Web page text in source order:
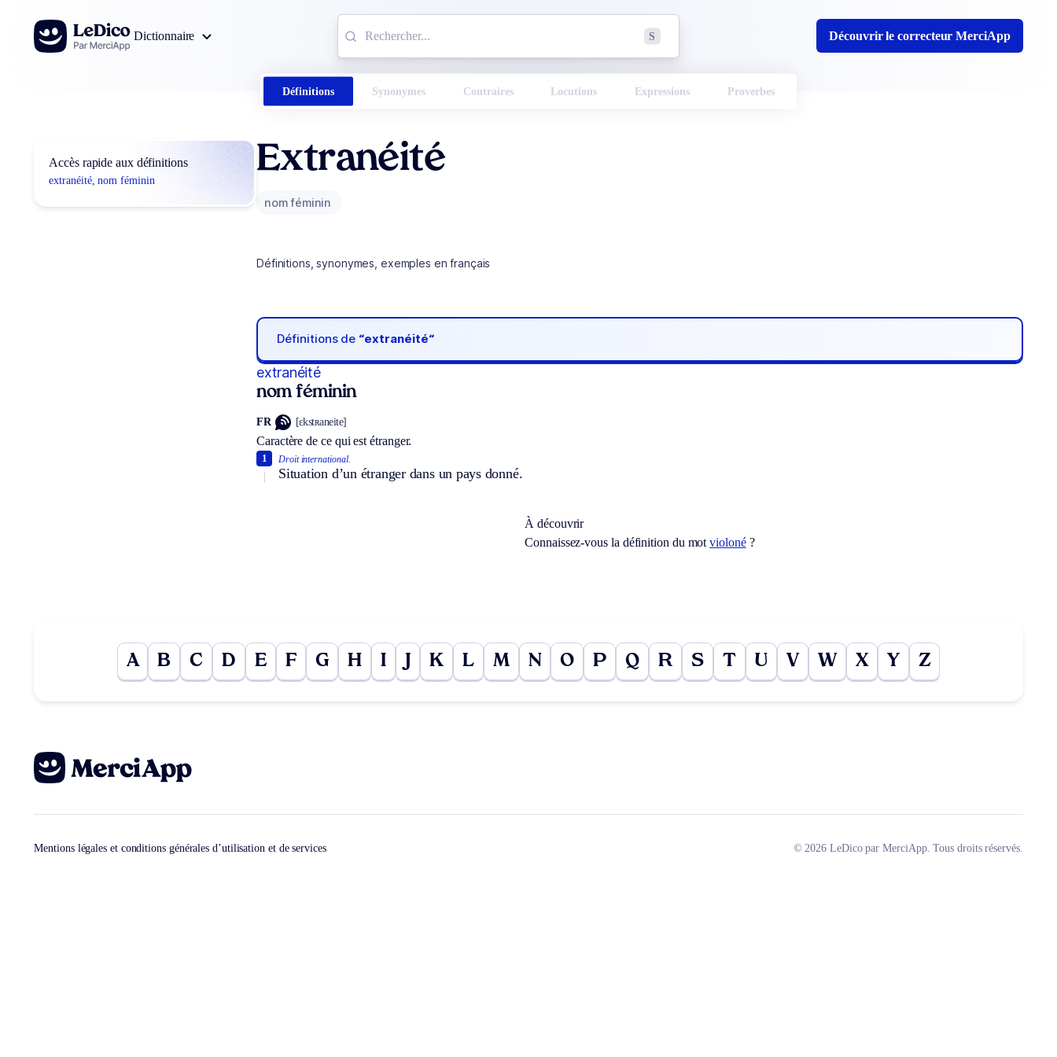
Aller au contenu
Dictionnaire
S Découvrir le correcteur MerciApp
Définitions Synonymes Contraires Locutions Expressions Proverbes
Accès rapide aux définitions
extranéité, nom féminin
Extranéité
nom féminin
Définitions, synonymes, exemples en français
Définitions de “extranéité“
extranéité
nom féminin
FR [ɛkstʀaneite]
Caractère de ce qui est étranger.
Droit international.
Situation d’un étranger dans un pays donné.
1
À découvrir
Connaissez-vous la définition du motvioloné?
A B C D E F G H I K L M N O P Q R S T U V W X Y Z
Mentions légales et conditions générales d’utilisation et de services © 2026 LeDico par MerciApp. Tous droits réservés.